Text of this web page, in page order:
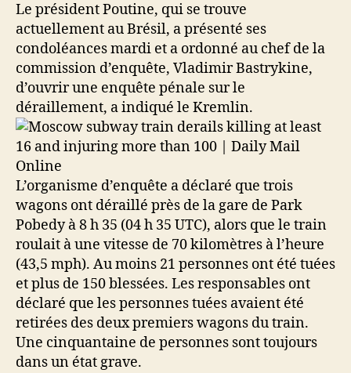
Le président Poutine, qui se trouve
actuellement au Brésil, a présenté ses
condoléances mardi et a ordonné au chef de la
commission d’enquête, Vladimir Bastrykine,
d’ouvrir une enquête pénale sur le
déraillement, a indiqué le Kremlin.
L’organisme d’enquête a déclaré que trois
wagons ont déraillé près de la gare de Park
Pobedy à 8 h 35 (04 h 35 UTC), alors que le train
roulait à une vitesse de 70 kilomètres à l’heure
(43,5 mph). Au moins 21 personnes ont été tuées
et plus de 150 blessées. Les responsables ont
déclaré que les personnes tuées avaient été
retirées des deux premiers wagons du train.
Une cinquantaine de personnes sont toujours
dans un état grave.